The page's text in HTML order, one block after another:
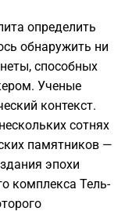
определить
обнаружить ни
способных
Ученые
контекст.
сотнях
памятников —
эпохи
комплекса Тель-